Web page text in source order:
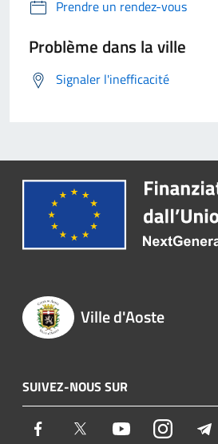
Prendre un rendez-vous
Problème dans la ville
Signaler l'inefficacité
Ville d'Aoste
SUIVEZ-NOUS SUR
Facebook Twitter YoutubeInstagram